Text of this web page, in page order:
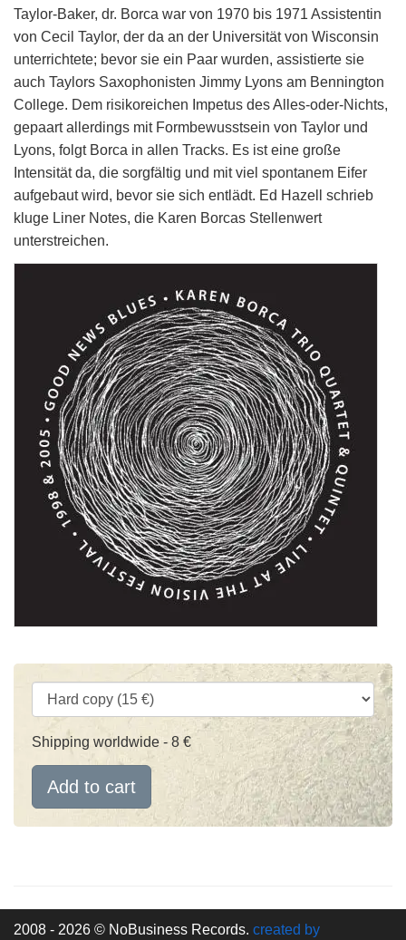
Taylor-Baker, dr. Borca war von 1970 bis 1971 Assistentin
von Cecil Taylor, der da an der Universität von Wisconsin
unterrichtete; bevor sie ein Paar wurden, assistierte sie
auch Taylors Saxophonisten Jimmy Lyons am Bennington
College. Dem risikoreichen Impetus des Alles-oder-Nichts,
gepaart allerdings mit Formbewusstsein von Taylor und
Lyons, folgt Borca in allen Tracks. Es ist eine große
Intensität da, die sorgfältig und mit viel spontanem Eifer
aufgebaut wird, bevor sie sich entlädt. Ed Hazell schrieb
kluge Liner Notes, die Karen Borcas Stellenwert
unterstreichen.
Shipping worldwide - 8 €
Add to cart
2008 - 2026 © NoBusiness Records. created by